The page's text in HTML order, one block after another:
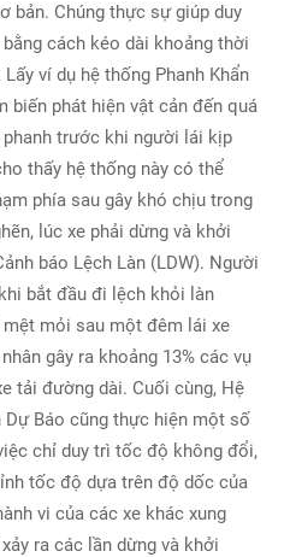
bản. Chúng thực sự giúp duy
cách kéo dài khoảng thời
ví dụ hệ thống Phanh Khẩn
biến phát hiện vật cản đến quá
trước khi người lái kịp
thấy hệ thống này có thể
phía sau gây khó chịu trong
lúc xe phải dừng và khởi
báo Lệch Làn (LDW). Người
bắt đầu đi lệch khỏi làn
mỏi sau một đêm lái xe
gây ra khoảng 13% các vụ
tải đường dài. Cuối cùng, Hệ
Báo cũng thực hiện một số
chỉ duy trì tốc độ không đổi,
tốc độ dựa trên độ dốc của
vi của các xe khác xung
ra các lần dừng và khởi